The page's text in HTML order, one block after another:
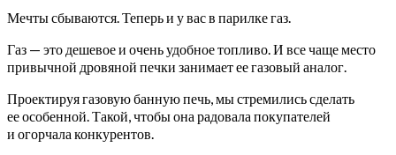
Мечты сбываются. Теперь и у вас в парилке газ.
Газ — это дешевое и очень удобное топливо. И все чаще место
привычной дровяной печки занимает ее газовый аналог.
Проектируя газовую банную печь, мы стремились сделать
ее особенной. Такой, чтобы она радовала покупателей
и огорчала конкурентов.